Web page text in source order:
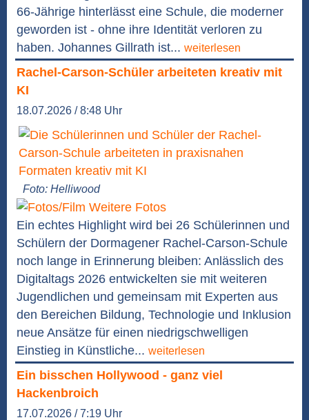
66-Jährige hinterlässt eine Schule, die moderner
geworden ist - ohne ihre Identität verloren zu
haben. Johannes Gillrath ist... weiterlesen
Rachel-Carson-Schüler arbeiteten kreativ mit
KI
18.07.2026 / 8:48 Uhr
Foto: Helliwood
Weitere Fotos
Ein echtes Highlight wird bei 26 Schülerinnen und
Schülern der Dormagener Rachel-Carson-Schule
noch lange in Erinnerung bleiben: Anlässlich des
Digitaltags 2026 entwickelten sie mit weiteren
Jugendlichen und gemeinsam mit Experten aus
den Bereichen Bildung, Technologie und Inklusion
neue Ansätze für einen niedrigschwelligen
Einstieg in Künstliche... weiterlesen
Ein bisschen Hollywood - ganz viel
Hackenbroich
17.07.2026 / 7:19 Uhr